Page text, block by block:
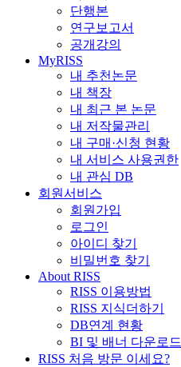
단행본
연구보고서
공개강의
MyRISS
내 추천논문
내 책장
내 최근 본 논문
내 저작물관리
내 구매·신청 현황
내 서비스 사용권한
내 관심 DB
회원서비스
회원가입
로그인
아이디 찾기
비밀번호 찾기
About RISS
RISS 이용방법
RISS 지식더하기
DB연계 현황
BI 및 배너 다운로드
RISS 처음 방문 이세요?